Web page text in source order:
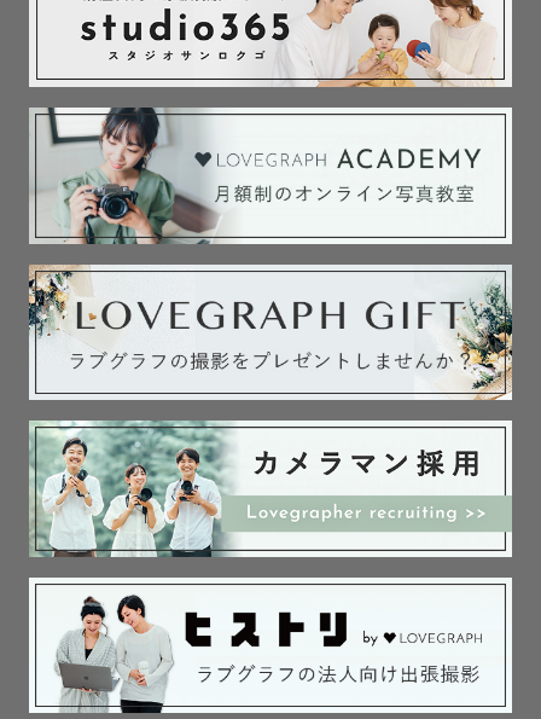
加可能。
※布の色味ご相談可ですが、わたしの撮影スタイルは暗め
でシックな写真を得意としています。基本的に白背景、白
木目調背景での撮影は対応しておりませんのでご了承くだ
さい。
※撮影アイテムはたくさんあるため、基本的にカメラマン
におまかせとなります。
※アートニューボーンフォトに関して、通常と異なる編集
を行うため、別ゲストさまの撮影日よりも納品日が前後す
る可能性があります。納品期限内（２週間以内）には納品
するため、ご了承ください。
※猫を飼っております。使用品の洗濯はもちろん、備品等
には猫が触れない環境で準備・保管しております。ご安心
ください。とはいえ、毛の付着がゼロではないため、ご不
安な方は、ご遠慮ください。
初めまして！ずほちんです☺︎